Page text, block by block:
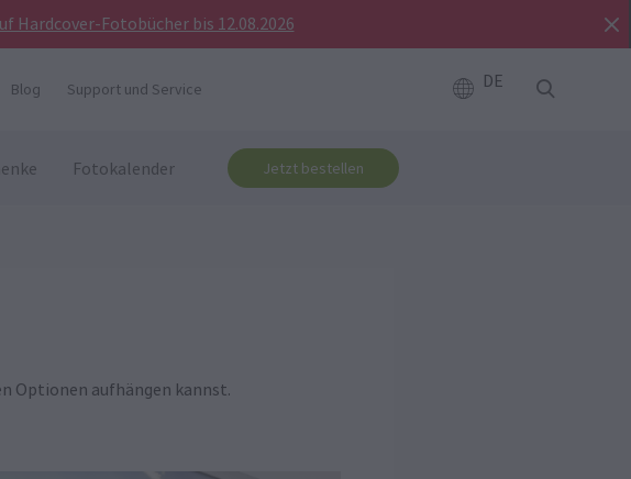
Hardcover-Fotobücher bis 12.08.2026
Blog Support und Service DE
Fotokalender Jetzt bestellen
Optionen aufhängen kannst.